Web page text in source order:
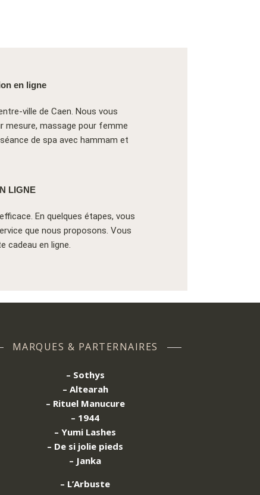
en ligne
ville de Caen. Nous vous
mesure, massage pour femme
de spa avec hammam et
LIGNE
En quelques étapes, vous
que nous proposons. Vous
cadeau en ligne.
MARQUES & PARTERNAIRES
– Sothys
– Altearah
– Rituel Manucure
– 1944
– Yumi Lashes
– De si jolie pieds
– Janka
– L’Arbuste